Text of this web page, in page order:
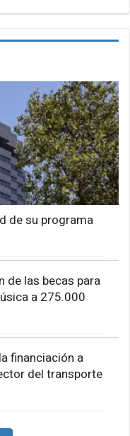
de su programa
de las becas para
a 275.000
financiación a
del transporte